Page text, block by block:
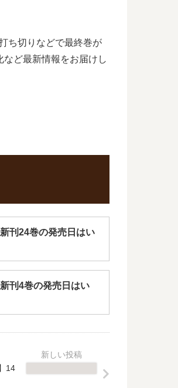
ち切りなどで最終巻が
ど最新情報をお届けし
刊24巻の発売日はい
刊4巻の発売日はい
14